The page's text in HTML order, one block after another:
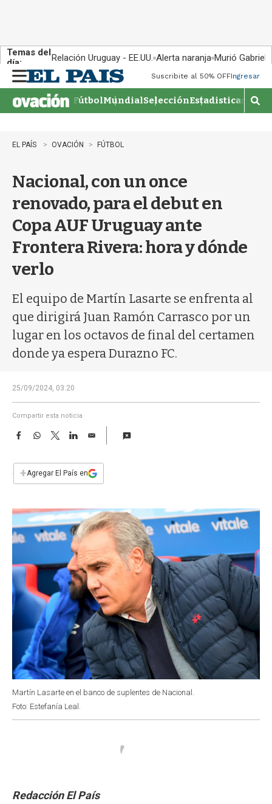
Temas del
día:
Relación Uruguay - EE.UU. Alerta naranja Murió Gabriel
n
u
Suscribite al 50% OFFIngresar
FútbolMundialSelecciónEstadisticas
M
o
EL PAÍS OVACIÓN FÚTBOL
Nacional, con un once
renovado, para el debut en
Copa AUF Uruguay ante
Frontera Rivera: hora y dónde
verlo
El equipo de Martín Lasarte se enfrenta al
que dirigirá Juan Ramón Carrasco por un
lugar en los octavos de final del certamen
donde ya espera Durazno FC.
25/09/2024, 03:20
Compartir esta noticia
F
e
b
k
W
s
p
T
w
t
L
n
E
i
l
+Agregar El País en
Martín Lasarte en el banco de suplentes de Nacional.
Foto: Estefanía Leal.
Redacción El País